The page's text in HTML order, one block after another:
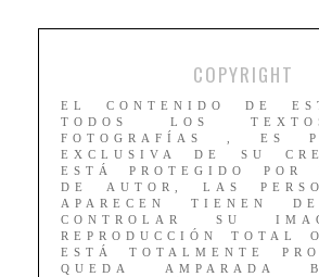
COPYRIGHT
EL CONTENIDO DE
TODOS LOS
FOTOGRAFÍAS , ES
EXCLUSIVA DE SU
ESTÁ PROTEGIDO POR
DE AUTOR, LAS
APARECEN TIENEN
CONTROLAR SU
REPRODUCCIÓN TOTAL
ESTÁ TOTALMENTE
QUEDA AMPARADA